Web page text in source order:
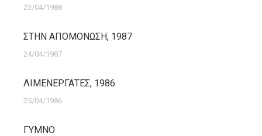
23/04/1988
ΣΤΗΝ ΑΠΟΜΟΝΩΣΗ, 1987
24/04/1987
ΛΙΜΕΝΕΡΓΑΤΕΣ, 1986
25/04/1986
ΓΥΜΝΟ